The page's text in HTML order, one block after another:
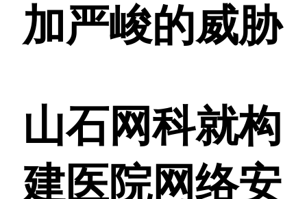
加严峻的威胁
山石网科就构
建医院网络安